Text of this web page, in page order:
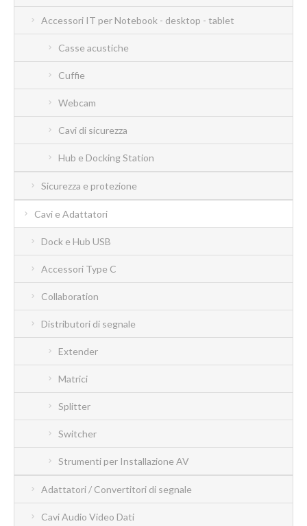
Accessori IT per Notebook - desktop - tablet
Casse acustiche
Cuffie
Webcam
Cavi di sicurezza
Hub e Docking Station
Sicurezza e protezione
Cavi e Adattatori
Dock e Hub USB
Accessori Type C
Collaboration
Distributori di segnale
Extender
Matrici
Splitter
Switcher
Strumenti per Installazione AV
Adattatori / Convertitori di segnale
Cavi Audio Video Dati